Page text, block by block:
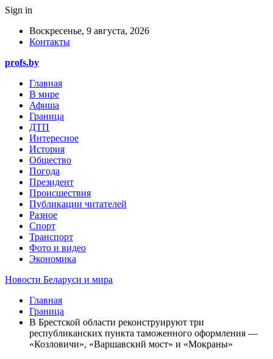
Sign in
Воскресенье, 9 августа, 2026
Контакты
profs.by
Главная
В мире
Афиша
Граница
ДТП
Интересное
История
Общество
Погода
Президент
Происшествия
Публикации читателей
Разное
Спорт
Транспорт
Фото и видео
Экономика
Новости Беларуси и мира
Главная
Граница
В Брестской области реконструируют три
республиканских пункта таможенного оформления —
«Козловичи», «Варшавский мост» и «Мокраны»